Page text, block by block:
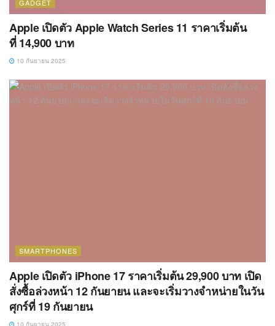
GADGET
Apple เปิดตัว Apple Watch Series 11 ราคาเริ่มต้น
ที่ 14,900 บาท
10 กันยายน 2025
SMARTPHONES
Apple เปิดตัว iPhone 17 ราคาเริ่มต้น 29,900 บาท เปิด
สั่งซื้อล่วงหน้า 12 กันยายน และจะเริ่มวางจำหน่ายในวัน
ศุกร์ที่ 19 กันยายน